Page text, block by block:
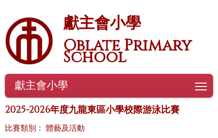
獻主會小學
Oblate Primary
School
獻主會小學
2025-2026年度九龍東區小學校際游泳比賽
比賽類別： 體藝及活動